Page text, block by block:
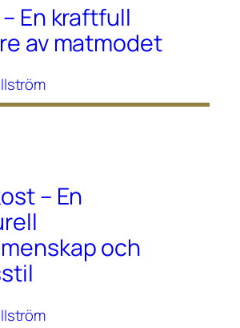
En kraftfull
av matmodet
– En
och